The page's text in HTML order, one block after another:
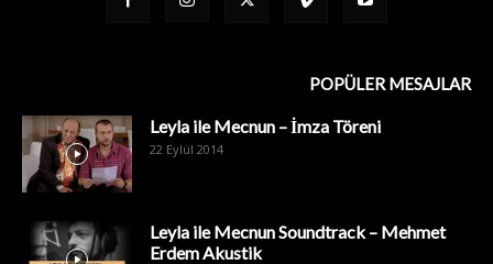
POPÜLER MESAJLAR
Leyla ile Mecnun – İmza Töreni
22 Eylül 2014
Leyla ile Mecnun Soundtrack – Mehmet
Erdem Akustik